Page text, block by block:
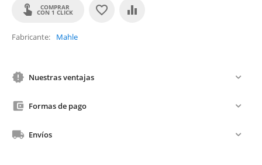
COMPRAR
CON 1 CLICK
Fabricante Mahle
Nuestras ventajas
Formas de pago
Envíos